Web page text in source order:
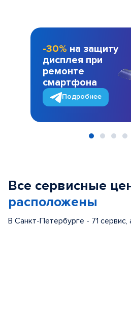
-30% на защиту
дисплея при
ремонте
смартфона
Подробнее
Все сервисные
расположены
В Санкт-Петербурге - 71 сервис,